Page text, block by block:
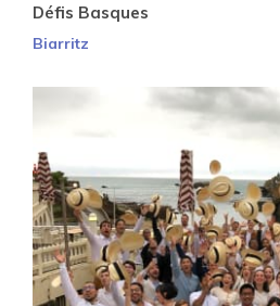
Défis Basques
Biarritz